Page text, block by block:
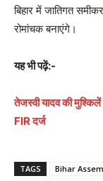
बिहार में जातिगत
रोमांचक बनाएंगे।
यह भी पढ़ें:-
तेजस्वी यादव की
FIR दर्ज
TAGS Bihar